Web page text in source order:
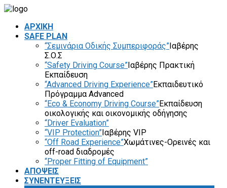
ΑΡΧΙΚΗ
SAFE PLAN
“Σεμινάρια Οδικής Συμπεριφοράς”Ιαβέρης
Σ.Ο.Σ
“Safety Driving Course”Ιαβέρης Πρακτική
Εκπαίδευση
“Advanced Driving Experience”Εκπαιδευτικό
Πρόγραμμα Advanced
“Eco & Economy Driving Course”Εκπαίδευση
οικολογικής και οικονομικής οδήγησης
“Driver Evaluation”
“VIP Protection”Ιαβέρης VIP
“Off Road Experience”Χωμάτινες-Ορεινές και
off-road διαδρομές
“Proper Fitting of Equipment”
ΑΠΟΨΕΙΣ
ΣΥΝΕΝΤΕΥΞΕΙΣ